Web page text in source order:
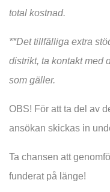
total kostnad.
**Det tillfälliga extra
distrikt, ta kontakt med
som gäller.
OBS! För att ta del av
ansökan skickas in
Ta chansen att
funderat på länge!